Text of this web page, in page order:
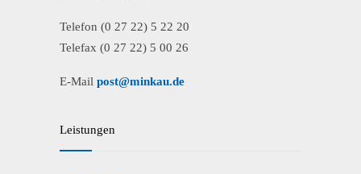
Telefon (0 27 22) 5 22 20
Telefax (0 27 22) 5 00 26
E-Mail post@minkau.de
Leistungen